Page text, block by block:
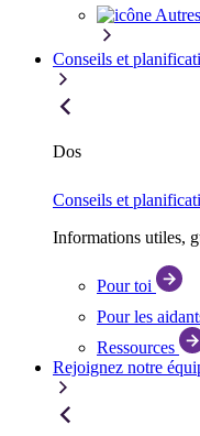
Conseils et
Dos
Conseils et
Informations utiles,
Pour toi
Pour les
Ressources
Rejoignez notre